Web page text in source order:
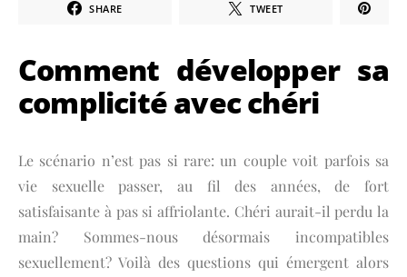
SHARE TWEET
Comment développer sa
complicité avec chéri
Le scénario n’est pas si rare: un couple voit parfois sa
vie sexuelle passer, au fil des années, de fort
satisfaisante à pas si affriolante. Chéri aurait-il perdu la
main? Sommes-nous désormais incompatibles
sexuellement? Voilà des questions qui émergent alors